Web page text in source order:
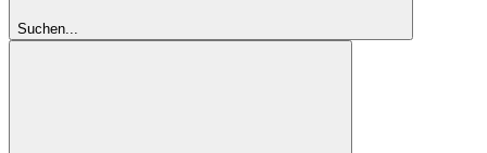
Suchen...